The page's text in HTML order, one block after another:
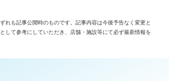
れも記事公開時のものです。記事内容は今後予告なく変更と
して参考にしていただき、店舗・施設等にて必ず最新情報を